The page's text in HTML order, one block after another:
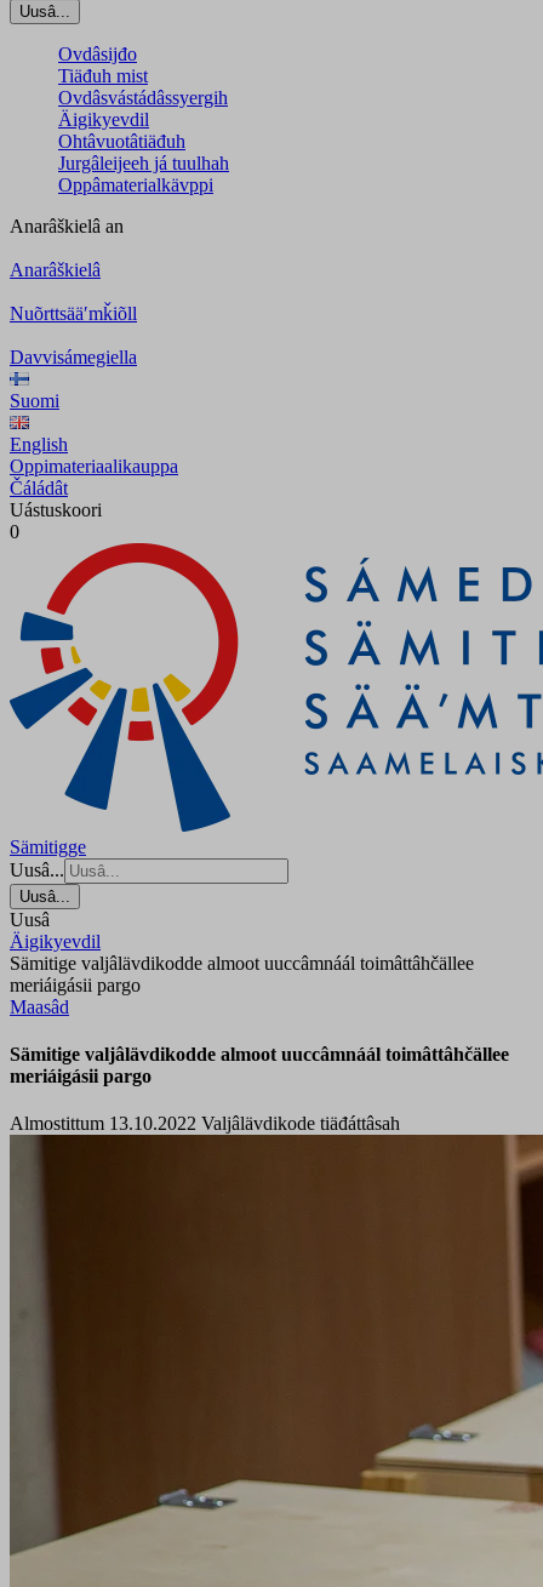
Uusâ...
Ovdâsijđo
Tiäđuh mist
Ovdâsvástádâssyergih
Äigikyevdil
Ohtâvuotâtiäđuh
Jurgâleijeeh já tuulhah
Oppâmaterialkävppi
Anarâškielâ an
Anarâškielâ
Nuõrttsääʹmǩiõll
Davvisámegiella
Suomi
English
Oppimateriaalikauppa
Čáládât
Uástuskoori
0
Sämitigge
Uusâ...
Uusâ...
Uusâ
Äigikyevdil
Sämitige valjâlävdikodde almoot uuccâmnáál toimâttâhčällee
meriáigásii pargo
Maasâd
Sämitige valjâlävdikodde almoot uuccâmnáál toimâttâhčällee
meriáigásii pargo
Almostittum 13.10.2022 Valjâlävdikode tiäđáttâsah